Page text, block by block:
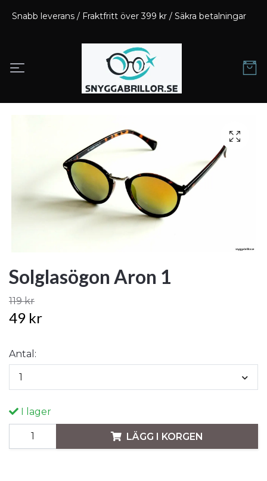
Snabb leverans / Fraktfritt över 399 kr / Säkra betalningar
Solglasögon Aron 1
119 kr
49 kr
Antal:
1
I lager
LÄGG I KORGEN